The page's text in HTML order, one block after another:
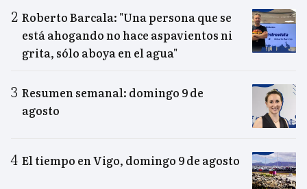
Roberto Barcala: "Una persona que se
está ahogando no hace aspavientos ni
grita, sólo aboya en el agua"
Resumen semanal: domingo 9 de
agosto
El tiempo en Vigo, domingo 9 de agosto